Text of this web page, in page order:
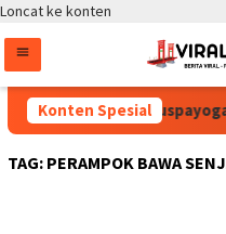
Loncat ke konten
Konten Spesial
Bintang Puspayoga
TAG: PERAMPOK BAWA